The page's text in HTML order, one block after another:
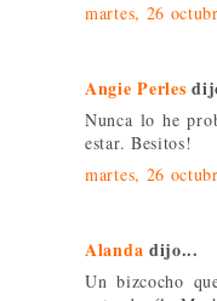
martes, 26
Angie Perles
Nunca lo he
estar. Besitos!
martes, 26
Alanda dijo...
Un bizcocho